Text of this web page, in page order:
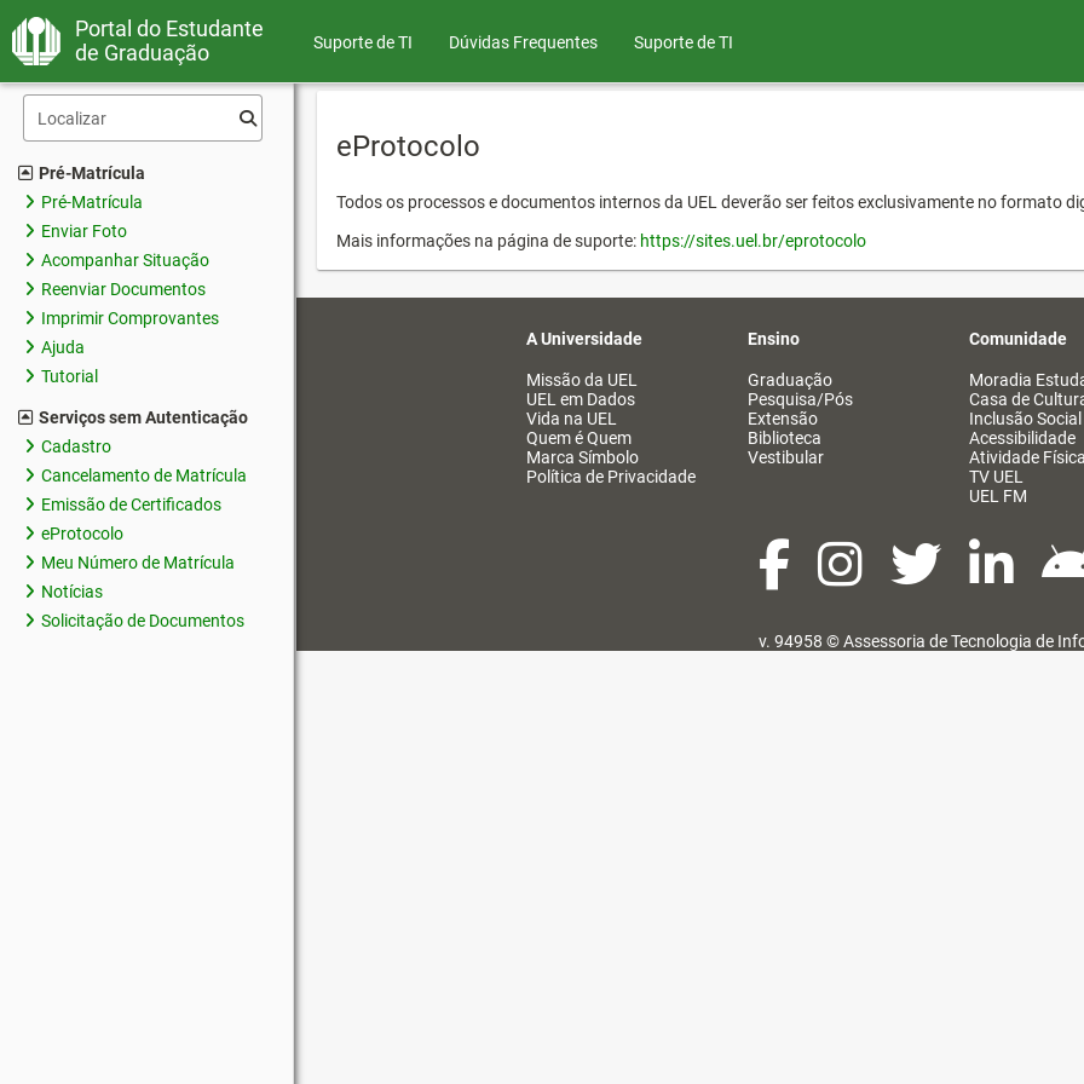
Portal do Estudante
de Graduação
Suporte de TI Dúvidas Frequentes Suporte de TI
Pré-Matrícula
Pré-Matrícula
Enviar Foto
Acompanhar Situação
Reenviar Documentos
Imprimir Comprovantes
Ajuda
Tutorial
Serviços sem Autenticação
Cadastro
Cancelamento de Matrícula
Emissão de Certificados
eProtocolo
Meu Número de Matrícula
Notícias
Solicitação de Documentos
eProtocolo
Todos os processos e documentos internos da UEL deverão ser feitos exclusivamente no formato
Mais informações na página de suporte: https://sites.uel.br/eprotocolo
A Universidade
Missão da UEL
UEL em Dados
Vida na UEL
Quem é Quem
Marca Símbolo
Política de Privacidade
Ensino
Graduação
Pesquisa/Pós
Extensão
Biblioteca
Vestibular
Comunidade
Moradia
Casa de
Inclusão Social
Acessibilidade
Atividade Física
TV UEL
UEL FM
v. 94958 ©Assessoria de Tecnologia de